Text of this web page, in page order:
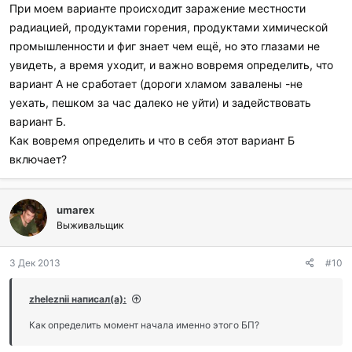
При моем варианте происходит заражение местности
радиацией, продуктами горения, продуктами химической
промышленности и фиг знает чем ещё, но это глазами не
увидеть, а время уходит, и важно вовремя определить, что
вариант А не сработает (дороги хламом завалены -не
уехать, пешком за час далеко не уйти) и задействовать
вариант Б.
Как вовремя определить и что в себя этот вариант Б
включает?
umarex
Выживальщик
3 Дек 2013 #10
zheleznii написал(а):
Как определить момент начала именно этого БП?